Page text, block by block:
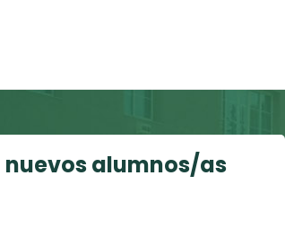
alumnos/as